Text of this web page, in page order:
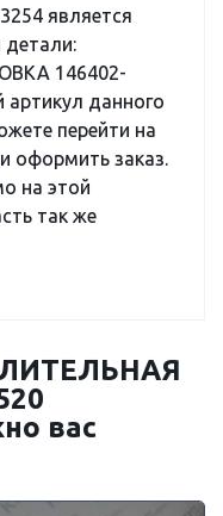
является
146402-
артикул данного
перейти на
и оформить заказ.
на этой
так же
вас